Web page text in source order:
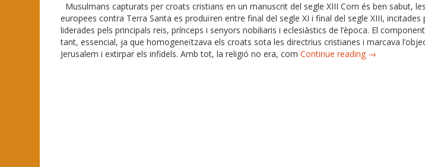
Musulmans capturats per croats cristians en un manuscrit del segle XIII Com és ben sabut,
europees contra Terra Santa es produïren entre final del segle XI i final del segle XIII, incitades
liderades pels principals reis, prínceps i senyors nobiliaris i eclesiàstics de l’època. El
tant, essencial, ja que homogeneïtzava els croats sota les directrius cristianes i marcava
Jerusalem i extirpar els infidels. Amb tot, la religió no era, com Continue reading →